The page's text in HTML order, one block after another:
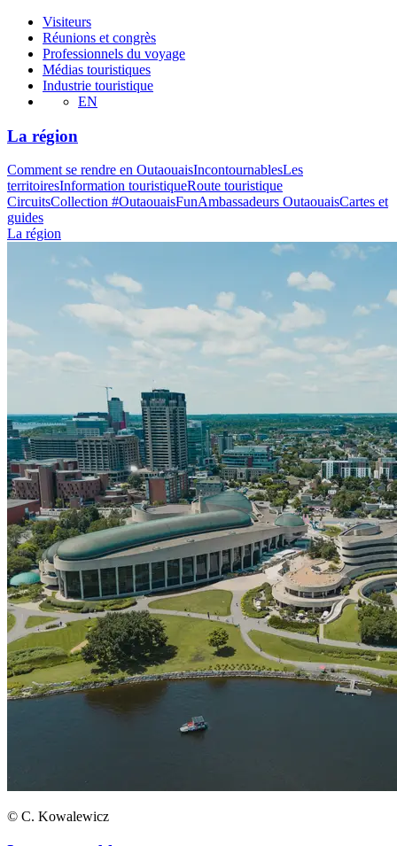
Visiteurs
Réunions et congrès
Professionnels du voyage
Médias touristiques
Industrie touristique
EN
La région
Comment se rendre en OutaouaisIncontournablesLes
territoiresInformation touristiqueRoute touristique
CircuitsCollection #OutaouaisFunAmbassadeurs OutaouaisCartes et
guides
La région
© C. Kowalewicz